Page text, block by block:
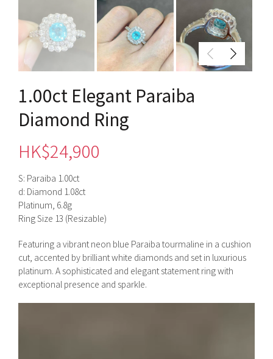
1.00ct Elegant Paraiba
Diamond Ring
HK$24,900
S: Paraiba 1.00ct
d: Diamond 1.08ct
Platinum, 6.8g
Ring Size 13 (Resizable)
Featuring a vibrant neon blue Paraiba tourmaline in a cushion
cut, accented by brilliant white diamonds and set in luxurious
platinum. A sophisticated and elegant statement ring with
exceptional presence and sparkle.